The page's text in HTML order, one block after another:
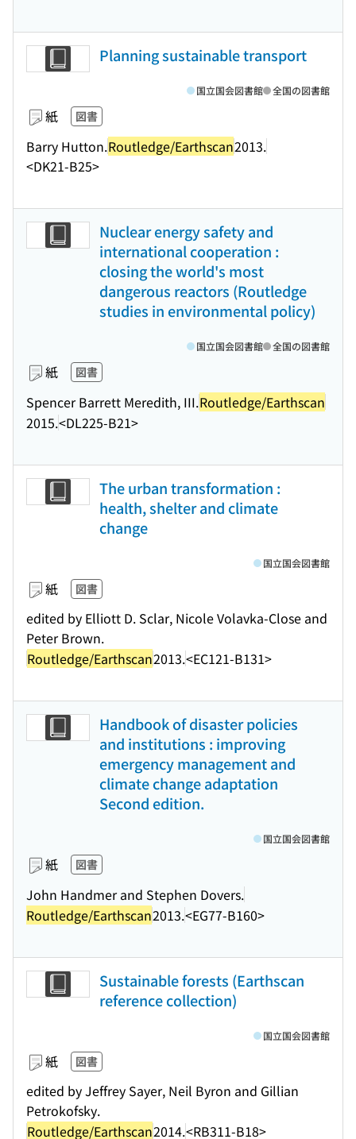
Planning sustainable transport
紙 図書
Barry Hutton.Routledge/Earthscan2013.
<DK21-B25>
国立国会図書館 全国の図書館
Nuclear energy safety and
international cooperation :
closing the world's most
dangerous reactors (Routledge
studies in environmental policy)
紙 図書
Spencer Barrett Meredith, III.Routledge/Earthscan
2015.<DL225-B21>
国立国会図書館 全国の図書館
The urban transformation :
health, shelter and climate
change
紙 図書
edited by Elliott D. Sclar, Nicole Volavka-Close and
Peter Brown.
Routledge/Earthscan2013.<EC121-B131>
国立国会図書館
Handbook of disaster policies
and institutions : improving
emergency management and
climate change adaptation
Second edition.
紙 図書
John Handmer and Stephen Dovers.
Routledge/Earthscan2013.<EG77-B160>
国立国会図書館
Sustainable forests (Earthscan
reference collection)
紙 図書
edited by Jeffrey Sayer, Neil Byron and Gillian
Petrokofsky.
Routledge/Earthscan2014.<RB311-B18>
国立国会図書館